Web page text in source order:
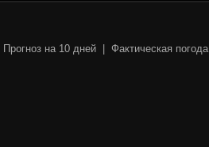
Прогноз на 10 дней Фактическая погода